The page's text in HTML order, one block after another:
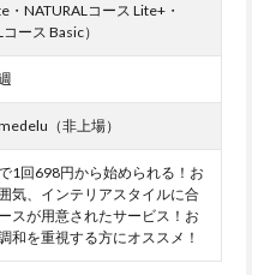
・NATURALコース Lite+・
ース Basic）
（非上場）
1回698円から始められる！お
気、インテリアスタイルに合
スが用意されたサービス！お
和を重視する方にオススメ！